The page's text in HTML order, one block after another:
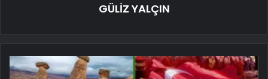
GÜLİZ YALÇIN